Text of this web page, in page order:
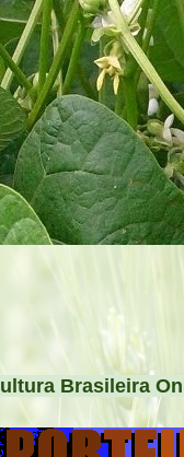
Brasileira